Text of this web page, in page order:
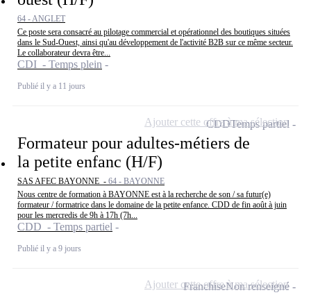
64 - ANGLET
Ce poste sera consacré au pilotage commercial et opérationnel des boutiques situées
dans le Sud-Ouest, ainsi qu'au développement de l'activité B2B sur ce même secteur.
Le collaborateur devra être...
CDI - Temps plein
Publié il y a 11 jours
Formateur pour adultes-métiers de
la petite enfanc (H/F)
SAS AFEC BAYONNE - 64 - BAYONNE
Nous centre de formation à BAYONNE est à la recherche de son / sa futur(e)
formateur / formatrice dans le domaine de la petite enfance. CDD de fin août à juin
pour les mercredis de 9h à 17h (7h...
CDD - Temps partiel
Publié il y a 9 jours
CDDTemps partiel
Ajouter cette offre à ma sélection
FranchiseNon renseigné
Ajouter cette offre à ma sélection